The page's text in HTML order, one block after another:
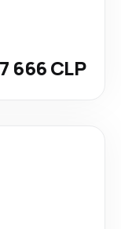
666 CLP